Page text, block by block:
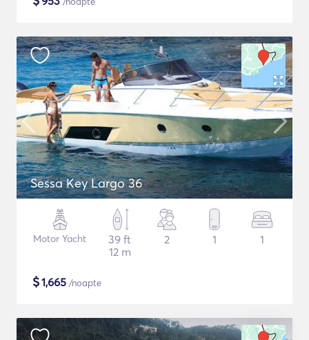
Sessa Key Largo 36
Motor Yacht
39 ft
12 m
2 1 1
$1,665 /noapte